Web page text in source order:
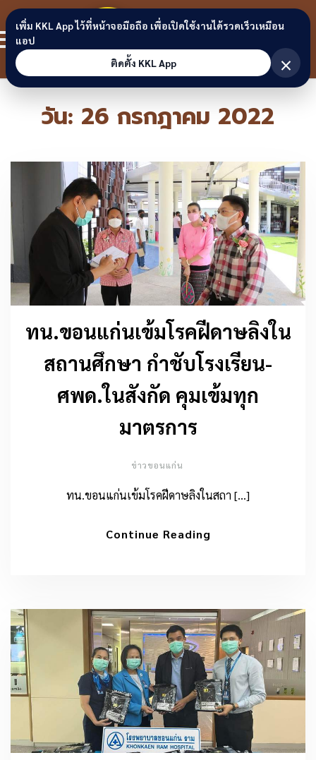
Skip to content
ขอนแก่น
ลิงก์
วัน: 26 กรกฎาคม 2022
ทน.ขอนแก่นเข้มโรคฝีดาษลิงใน
สถานศึกษา กำชับโรงเรียน-
ศพด.ในสังกัด คุมเข้มทุก
มาตรการ
ข่าวขอนแก่น
ทน.ขอนแก่นเข้มโรคฝีดาษลิงในสถา […]
Continue Reading
เพิ่ม KKL App ไว้ที่หน้าจอมือถือ เพื่อเปิดใช้งานได้รวดเร็วเหมือน
แอป
ติดตั้ง KKL App
×